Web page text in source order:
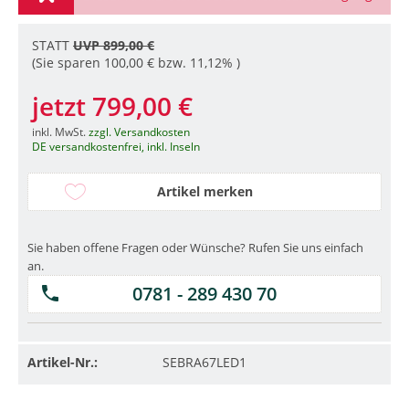
STATT UVP 899,00 €
(Sie sparen 100,00 € bzw. 11,12% )
jetzt 799,00 €
inkl. MwSt.zzgl. Versandkosten
DE versandkostenfrei, inkl. Inseln
Artikel merken
Sie haben offene Fragen oder Wünsche? Rufen Sie uns einfach
an.
0781 - 289 430 70
Artikel-Nr.: SEBRA67LED1